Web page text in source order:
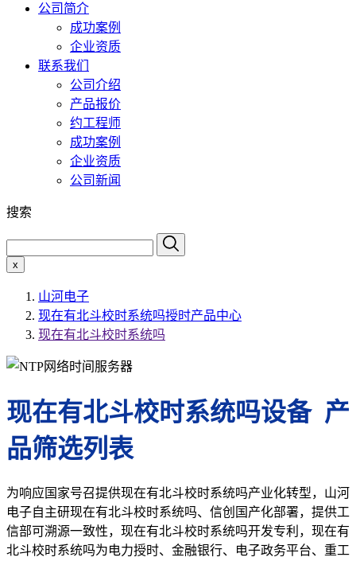
公司简介
成功案例
企业资质
联系我们
公司介绍
产品报价
约工程师
成功案例
企业资质
公司新闻
搜索
x
山河电子
现在有北斗校时系统吗授时产品中心
现在有北斗校时系统吗
现在有北斗校时系统吗设备 产
品筛选列表
为响应国家号召提供现在有北斗校时系统吗产业化转型，山河
电子自主研现在有北斗校时系统吗、信创国产化部署，提供工
信部可溯源一致性，现在有北斗校时系统吗开发专利，现在有
北斗校时系统吗为电力授时、金融银行、电子政务平台、重工